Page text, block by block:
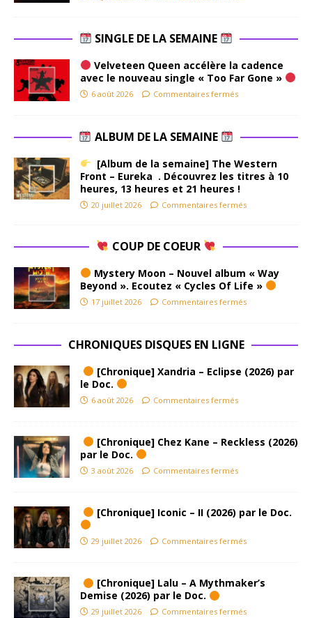
SINGLE DE LA SEMAINE
Velveteen Queen accélère la cadence
avec le nouveau single « Too Far Gone »
6 août 2026 Commentaires fermés
ALBUM DE LA SEMAINE
[Album de la semaine] The Western
Front – Eureka . Découvrez les titres à 10
heures, 13 heures et 21 heures !
20 juillet 2026 Commentaires fermés
COUP DE COEUR
Mystery Moon – Nouvel album « Way
Beyond ». Ecoutez « Cycles Of Life »
17 juillet 2026 Commentaires fermés
CHRONIQUES DISQUES EN LIGNE
[Chronique] Xandria – Eclipse (2026) par
le Doc.
6 août 2026 Commentaires fermés
[Chronique] Chez Kane – Reckless (2026)
par le Doc.
3 août 2026 Commentaires fermés
[Chronique] Iconic – II (2026) par le Doc.
29 juillet 2026 Commentaires fermés
[Chronique] Lalu – A Mythmaker’s
Demise (2026) par le Doc.
29 juillet 2026 Commentaires fermés